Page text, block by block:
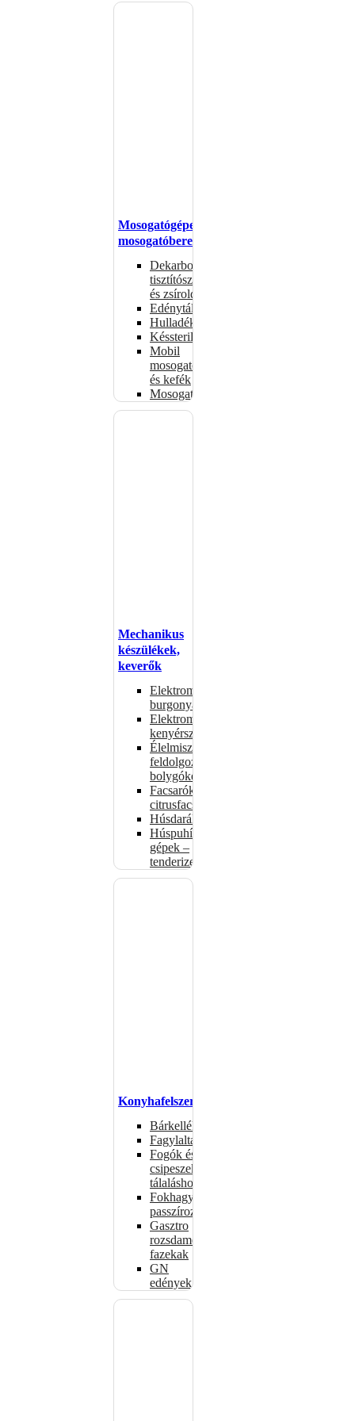
Mosogatógépek,
mosogatóberendezések
Dekarbonizáló
tisztítószerek
és zsíroldók
Edénytálcák
Hulladékdarálók
Késsterilizátorok
Mobil
mosogatók
és kefék
Mosogatógépkosarak
Mechanikus
készülékek,
keverők
Elektromos
burgonyahámozók
Elektromos
kenyérszeletelők
Élelmiszer-
feldolgozók –
bolygókeverők
Facsarók,
citrusfacsarók
Húsdarálók
Húspuhító
gépek –
tenderizerek
Konyhafelszerelés
Bárkellékek
Fagylaltadagolók
Fogók és
csipeszek
tálaláshoz
Fokhagymaprések,
passzírozók
Gasztro
rozsdamentes
fazekak
GN
edények